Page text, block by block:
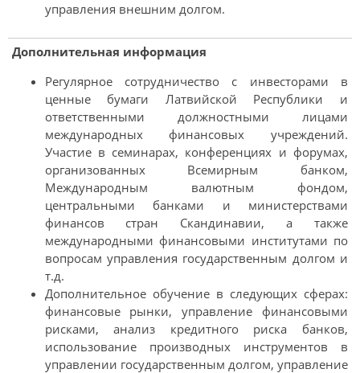
управления внешним долгом.
Дополнительная информация
Регулярное сотрудничество с инвесторами в
ценные бумаги Латвийской Республики и
ответственными должностными лицами
международных финансовых учреждений.
Участие в семинарах, конференциях и форумах,
организованных Всемирным банком,
Международным валютным фондом,
центральными банками и министерствами
финансов стран Скандинавии, а также
международными финансовыми институтами по
вопросам управления государственным долгом и
т.д.
Дополнительное обучение в следующих сферах:
финансовые рынки, управление финансовыми
рисками, анализ кредитного риска банков,
использование производных инструментов в
управлении государственным долгом, управление